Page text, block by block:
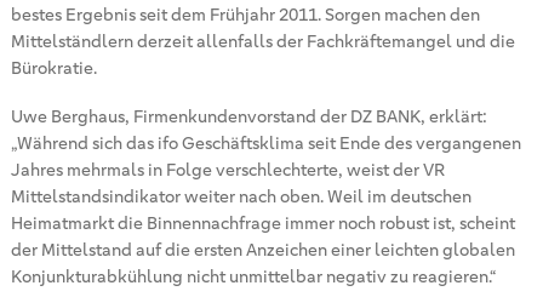
bestes Ergebnis seit dem Frühjahr 2011. Sorgen machen den
Mittelständlern derzeit allenfalls der Fachkräftemangel und die
Bürokratie.
Uwe Berghaus, Firmenkundenvorstand der DZ BANK, erklärt:
„Während sich das ifo Geschäftsklima seit Ende des vergangenen
Jahres mehrmals in Folge verschlechterte, weist der VR
Mittelstandsindikator weiter nach oben. Weil im deutschen
Heimatmarkt die Binnennachfrage immer noch robust ist, scheint
der Mittelstand auf die ersten Anzeichen einer leichten globalen
Konjunkturabkühlung nicht unmittelbar negativ zu reagieren.“